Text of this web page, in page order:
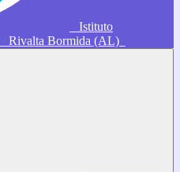
Istituto
Rivalta Bormida (AL)